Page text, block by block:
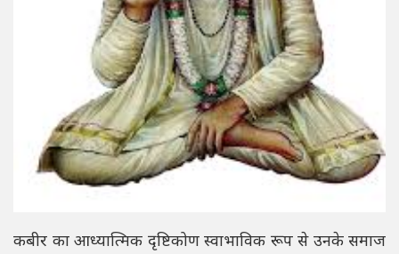
कबीर का आध्यात्मिक दृष्टिकोण स्वाभाविक रूप से उनके समाज